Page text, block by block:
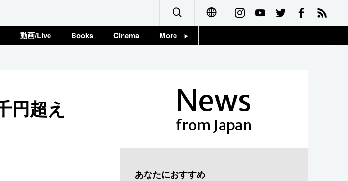
Français
動画/Live Books Cinema More
円超え News
from Japan
あなたにおすすめ